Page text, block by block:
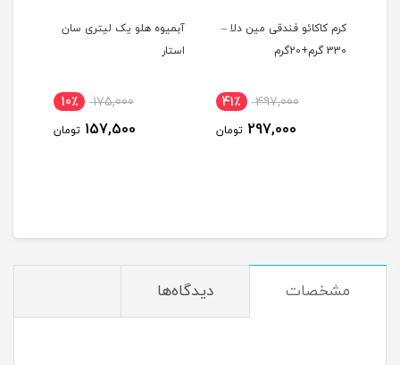
کرم کاکائو فندقی مین دلا –
330 گرم+20گرم
497,000 41٪
297,000 تومان
آبمیوه هلو یک لیتری سان
استار
175,000 10٪
157,500 تومان
مشخصات دیدگاه‌ها